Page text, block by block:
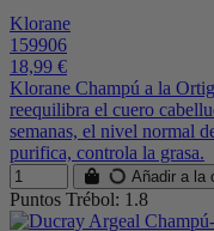
Klorane
159906
18,99 €
Klorane Champú a la
reequilibra el cuero
semanas, el nivel normal
purifica, controla la grasa.
Añadir a la
Puntos Trébol: 1.8